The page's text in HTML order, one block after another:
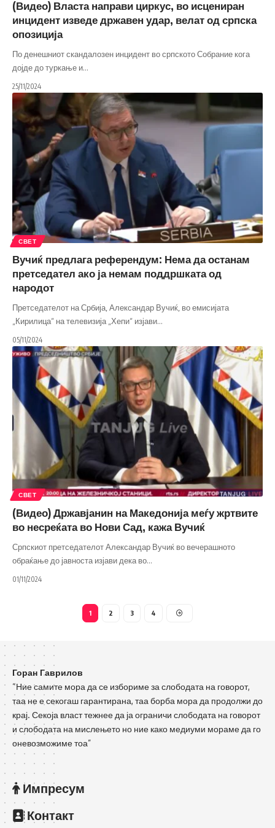
(Видео) Власта направи циркус, во исцениран
инцидент изведе државен удар, велат од српска
опозиција
По денешниот скандалозен инцидент во српското Собрание кога
дојде до туркање и…
25/11/2024
СВЕТ
Вучиќ предлага референдум: Нема да останам
претседател ако ја немам поддршката од
народот
Претседателот на Србија, Александар Вучиќ, во емисијата
„Кирилица“ на телевизија „Хепи“ изјави…
05/11/2024
СВЕТ
(Видео) Државјанин на Македонија меѓу жртвите
во несреќата во Нови Сад, кажа Вучиќ
Српскиот претседателот Александар Вучиќ во вечерашното
обраќање до јавноста изјави дека во…
01/11/2024
1 2 3 4
Горан Гаврилов
“Ние самите мора да се избориме за слободата на говорот,
таа не е секогаш гарантирана, таа борба мора да продолжи до
крај. Секоја власт тежнее да ја ограничи слободата на говорот
и слободата на мислењето но ние како медиуми мораме да го
оневозможиме тоа”
Импресум
Контакт